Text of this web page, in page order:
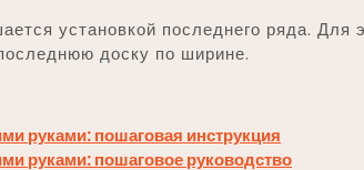
установкой последнего ряда. Для
доску по ширине.
руками: пошаговая инструкция
руками: пошаговое руководство